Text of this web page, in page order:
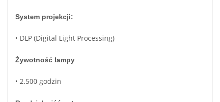
System projekcji:
• DLP (Digital Light Processing)
Żywotność lampy
• 2.500 godzin